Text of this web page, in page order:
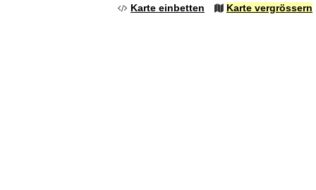
Karte einbetten Karte vergrössern